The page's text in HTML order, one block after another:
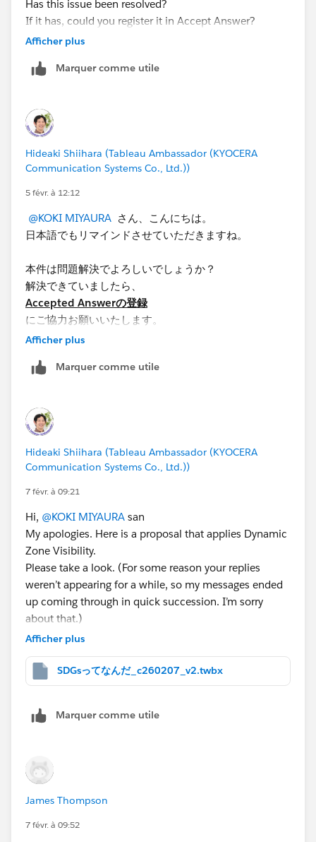
Has this issue been resolved?
If it has, could you register it in Accept Answer?
Doing so will close this case.
Afficher plus
Marquer comme utile
Hideaki Shiihara (Tableau Ambassador (KYOCERA
Communication Systems Co., Ltd.))
5 févr. à 12:12
@KOKI MIYAURA さん、こんにちは。
日本語でもリマインドさせていただきますね。
本件は問題解決でよろしいでしょうか？
解決できていましたら、
Accepted Answerの登録
にご協力お願いいたします。
(それにより本件はCloseされます)
ちなみに、VIZを見させていただきましたが、各問題の
私が思った点では、
① タイトルがSDGsって何だろう？となっていること
から、トップとワーストで記されている指標が何かの説
明もどこかで見れるとさらにわかりやすくなるかも。
③ 比較的ワーストが多いエリアを地図の中央に表示し
ているのもわかりやすい。
④ ワークブックのダウンロードもできると他の人もそ
のデータを参考にできるのでよいかも。
⑤ 見る人は細かいところも見てくれるので、ツールチ
ップももう少し精査するとより見やすくなるかも。
（表示名がそのまま出ちゃっているので）
⑥ トップとワーストの表ですが、国名と指標値がかな
り離れてしまっているので寄せたほうがみやすいかも。
（その分、余白をうまく活用してあげるとすっきりする
⑦ トップとワーストの表をクリックすると地図側もそ
の国がハイライトされるとわかりやすいかも。
といくつか挙げさせていただきましたが、SDGs啓発の
一環としてこういったVizを発信していくのはとても良
いことと思いました。
Afficher plus
Marquer comme utile
Hideaki Shiihara (Tableau Ambassador (KYOCERA
Communication Systems Co., Ltd.))
7 févr. à 09:21
Hi, @KOKI MIYAURA san
My apologies. Here is a proposal that applies Dynamic
Zone Visibility.
Please take a look. (For some reason your replies
weren’t appearing for a while, so my messages ended
up coming through in quick succession. I’m sorry
about that.)
I hope this is helpful to you.
<sample>
Afficher plus
SDGsってなんだ_c260207_v2.twbx
Marquer comme utile
James Thompson
7 févr. à 09:52